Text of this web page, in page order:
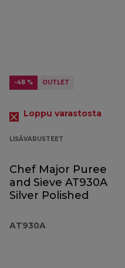
-48 % OUTLET
Loppu varastosta
LISÄVARUSTEET
Chef Major Puree
and Sieve AT930A
Silver Polished
AT930A